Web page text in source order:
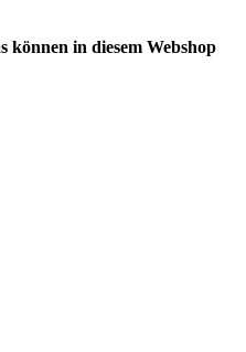
können in diesem Webshop